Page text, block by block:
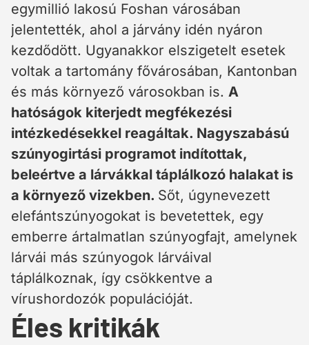
egymillió lakosú Foshan városában
jelentették, ahol a járvány idén nyáron
kezdődött. Ugyanakkor elszigetelt esetek
voltak a tartomány fővárosában, Kantonban
és más környező városokban is. A
hatóságok kiterjedt megfékezési
intézkedésekkel reagáltak. Nagyszabású
szúnyogirtási programot indítottak,
beleértve a lárvákkal táplálkozó halakat is
a környező vizekben. Sőt, úgynevezett
elefántszúnyogokat is bevetettek, egy
emberre ártalmatlan szúnyogfajt, amelynek
lárvái más szúnyogok lárváival
táplálkoznak, így csökkentve a
vírushordozók populációját.
Éles kritikák